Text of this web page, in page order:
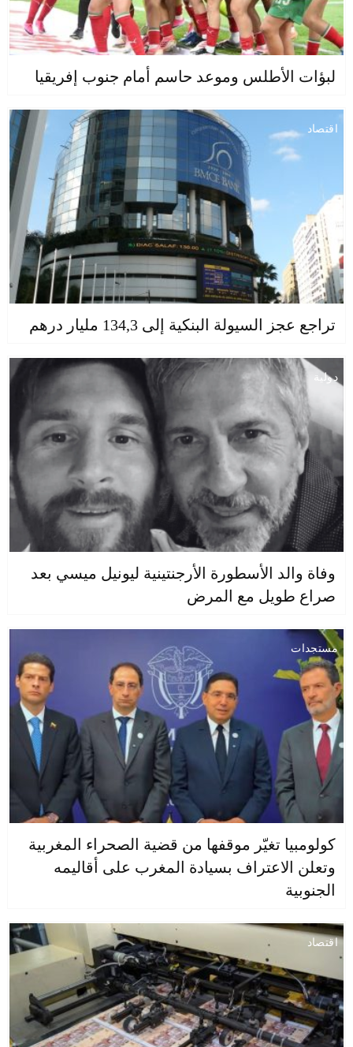
لبؤات الأطلس وموعد حاسم أمام جنوب إفريقيا
اقتصاد
تراجع عجز السيولة البنكية إلى 134,3 مليار درهم
دولية
وفاة والد الأسطورة الأرجنتينية ليونيل ميسي بعد
صراع طويل مع المرض
مستجدات
كولومبيا تغيّر موقفها من قضية الصحراء المغربية
وتعلن الاعتراف بسيادة المغرب على أقاليمه
الجنوبية
اقتصاد